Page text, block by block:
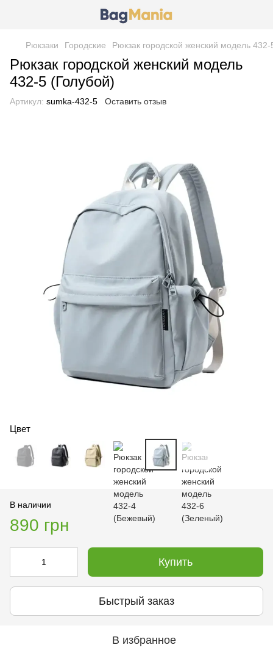
Рюкзаки Городские Рюкзак городской женский модель
Рюкзак городской женский модель
432-5 (Голубой)
Артикул: sumka-432-5 Оставить отзыв
Цвет
В наличии
890 грн
Купить
Быстрый заказ
В избранное